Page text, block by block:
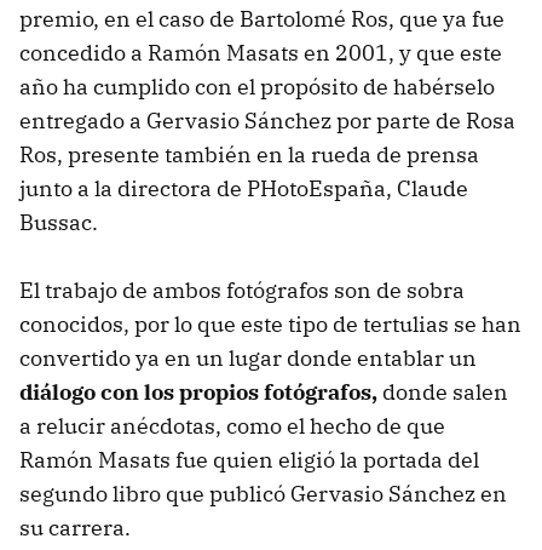
premio, en el caso de Bartolomé Ros, que ya fue
concedido a Ramón Masats en 2001, y que este
año ha cumplido con el propósito de habérselo
entregado a Gervasio Sánchez por parte de Rosa
Ros, presente también en la rueda de prensa
junto a la directora de PHotoEspaña, Claude
Bussac.
El trabajo de ambos fotógrafos son de sobra
conocidos, por lo que este tipo de tertulias se han
convertido ya en un lugar donde entablar un
diálogo con los propios fotógrafos, donde salen
a relucir anécdotas, como el hecho de que
Ramón Masats fue quien eligió la portada del
segundo libro que publicó Gervasio Sánchez en
su carrera.